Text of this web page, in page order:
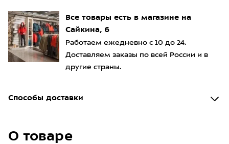
Все товары есть в магазине на
Сайкина, 6
Работаем ежедневно с 10 до 24.
Доставляем заказы по всей России и в
другие страны.
Способы доставки
О товаре